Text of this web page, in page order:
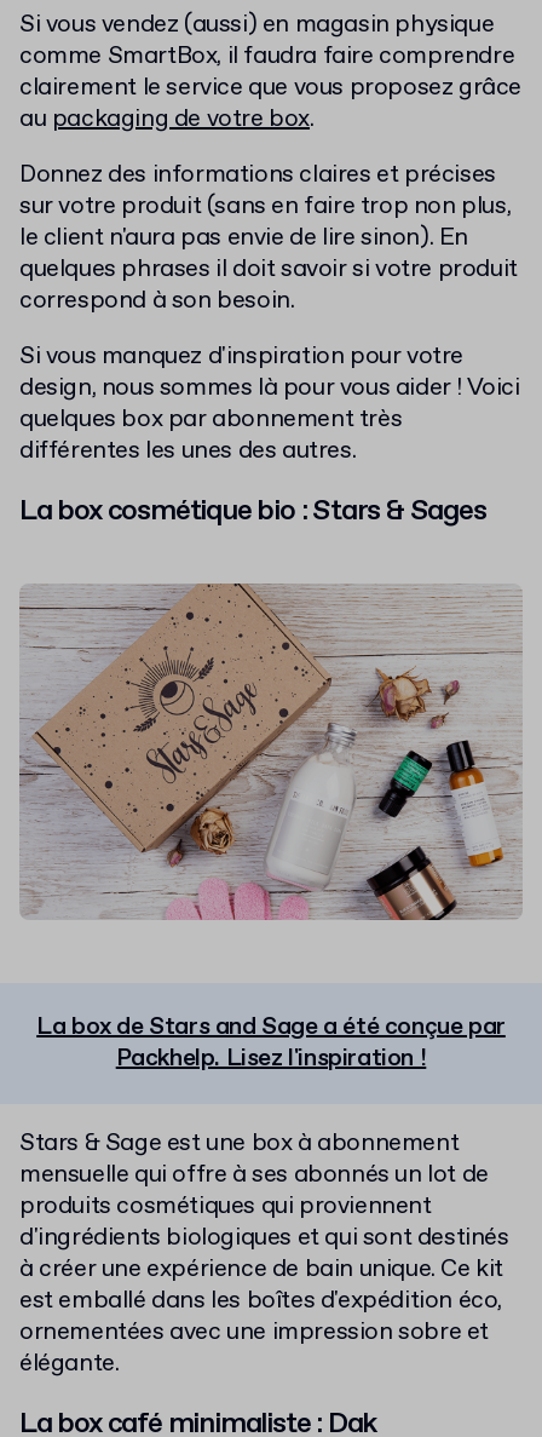
Si vous vendez (aussi) en magasin physique
comme SmartBox, il faudra faire comprendre
clairement le service que vous proposez grâce
au packaging de votre box.
Donnez des informations claires et précises
sur votre produit (sans en faire trop non plus,
le client n'aura pas envie de lire sinon). En
quelques phrases il doit savoir si votre produit
correspond à son besoin.
Si vous manquez d'inspiration pour votre
design, nous sommes là pour vous aider ! Voici
quelques box par abonnement très
différentes les unes des autres.
La box cosmétique bio : Stars & Sages
La box de Stars and Sage a été conçue par
Packhelp. Lisez l'inspiration !
Stars & Sage est une box à abonnement
mensuelle qui offre à ses abonnés un lot de
produits cosmétiques qui proviennent
d'ingrédients biologiques et qui sont destinés
à créer une expérience de bain unique. Ce kit
est emballé dans les boîtes d'expédition éco,
ornementées avec une impression sobre et
élégante.
La box café minimaliste : Dak